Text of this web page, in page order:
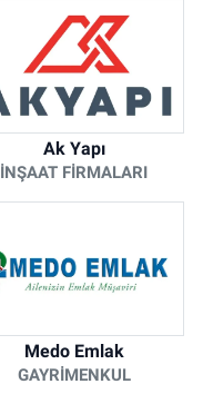
Ak Yapı
İNŞAAT FIRMALARI
Medo Emlak
GAYRIMENKUL